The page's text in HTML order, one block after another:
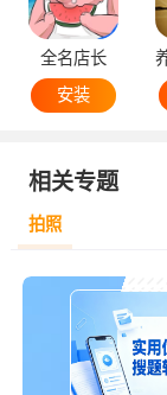
全名店长
安装
相关专题
拍照